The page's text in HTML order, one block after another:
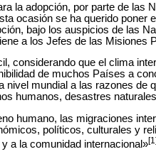
la adopción, por parte de las
ocasión se ha querido poner
bajo los auspicios de las
a los Jefes de las Misiones
considerando que el clima
de muchos Países a
nivel mundial a las razones de
humanos, desastres
humano, las migraciones
políticos, culturales y
a la comunidad internacional»